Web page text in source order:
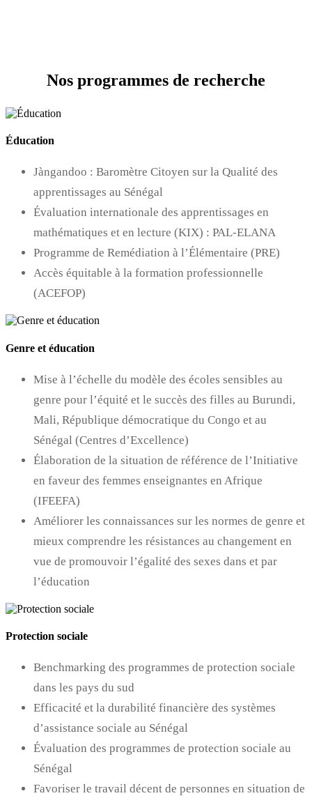
Nos programmes de recherche
Éducation
Jàngandoo : Baromètre Citoyen sur la Qualité des
apprentissages au Sénégal
Évaluation internationale des apprentissages en
mathématiques et en lecture (KIX) : PAL-ELANA
Programme de Remédiation à l’Élémentaire (PRE)
Accès équitable à la formation professionnelle
(ACEFOP)
Genre et éducation
Mise à l’échelle du modèle des écoles sensibles au
genre pour l’équité et le succès des filles au Burundi,
Mali, République démocratique du Congo et au
Sénégal (Centres d’Excellence)
Élaboration de la situation de référence de l’Initiative
en faveur des femmes enseignantes en Afrique
(IFEEFA)
Améliorer les connaissances sur les normes de genre et
mieux comprendre les résistances au changement en
vue de promouvoir l’égalité des sexes dans et par
l’éducation
Protection sociale
Benchmarking des programmes de protection sociale
dans les pays du sud
Efficacité et la durabilité financière des systèmes
d’assistance sociale au Sénégal
Évaluation des programmes de protection sociale au
Sénégal
Favoriser le travail décent de personnes en situation de